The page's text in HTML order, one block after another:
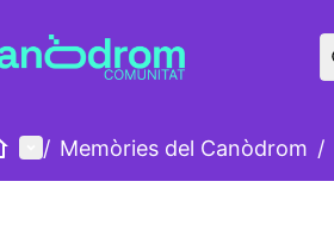
Menú principal
/ Memòries del Canòdrom /